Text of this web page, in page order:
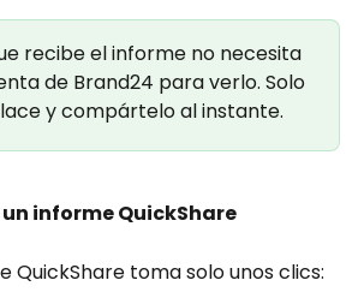
recibe el informe no necesita
de Brand24 para verlo. Solo
y compártelo al instante.
informe QuickShare
QuickShare toma solo unos clics: